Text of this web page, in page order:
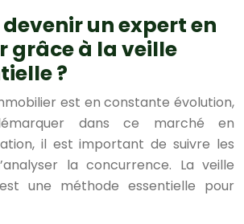
un expert en
grâce à la veille
?
est en constante évolution,
dans ce marché en
il est important de suivre les
la concurrence. La veille
une méthode essentielle pour